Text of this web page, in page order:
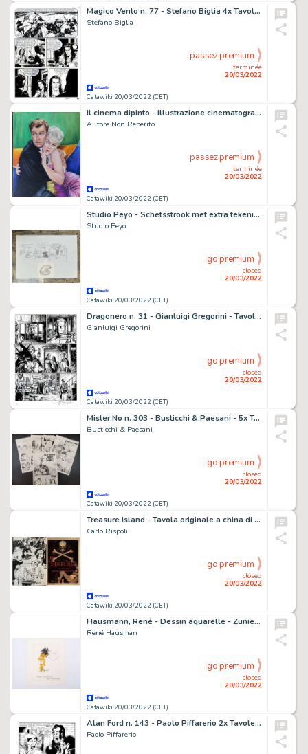
Magico Vento n. 77 - Stefano Biglia 4x Tavola Originale "Pioggia-in-faccia" - Page volante - Exemplaire unique - (2003)
Stefano Biglia
Catawiki 20/03/2022 (CET)
terminée
20/03/2022
passez premium
Il cinema dipinto - Illustrazione cinematografica originale " Nata Ieri" - Page volante - EO
Autore Non Reperito
Catawiki 20/03/2022 (CET)
terminée
20/03/2022
passez premium
Studio Peyo - Schetsstrook met extra tekening - De Smurfen
Studio Peyo
Catawiki 20/03/2022 (CET)
closed
20/03/2022
go premium
Dragonero n. 31 - Gianluigi Gregorini - Tavola Originale "l'agonia di Yastrad" - Page volante - Exemplaire unique - (2015)
Gianluigi Gregorini
Catawiki 20/03/2022 (CET)
closed
20/03/2022
go premium
Mister No n. 303 - Busticchi & Paesani - 5x Tavole Originali "Sulle Tracce di Mister Kaplan" - Page volante - Exemplaire unique - (2000)
Busticchi & Paesani
Catawiki 20/03/2022 (CET)
closed
20/03/2022
go premium
Treasure Island - Tavola originale a china di Carlo Rispoli, firmata e libro a fumetti. - Broché - EO - (2011)
Carlo Rispoli
Catawiki 20/03/2022 (CET)
closed
20/03/2022
go premium
Hausmann, René - Dessin aquarelle - Zunie - (1983)
René Hausman
Catawiki 20/03/2022 (CET)
closed
20/03/2022
go premium
Alan Ford n. 143 - Paolo Piffarerio 2x Tavole Originali "Il nuovo Superciuk" - Page volante - Exemplaire unique - (1981)
Paolo Piffarerio